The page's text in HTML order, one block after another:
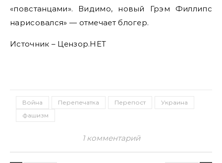
«повстанцами». Видимо, новый Грэм Филлипс
нарисовался» — отмечает блогер.
Источник – Цензор.НЕТ
Война Перепечатка Перепост
Украина
фашизм
1 комментарий